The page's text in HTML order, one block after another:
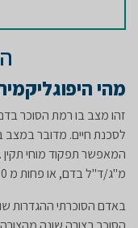
מהי
זהו מצב בו רמת הסוכר
לסכנת חיים. מדובר במצב
מ"ג/ד"ל בדם, או פחות מ 50 מ"ג לד"ל בדקירה מהאצבע.
באדם הסוכרתי ההגדרות